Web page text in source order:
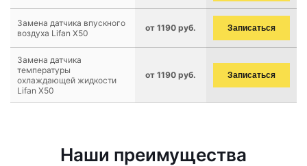
Замена датчика впускного
воздуха Lifan X50
от 1190 руб. Записаться
Замена датчика
температуры
охлаждающей жидкости
Lifan X50
от 1190 руб. Записаться
Наши преимущества